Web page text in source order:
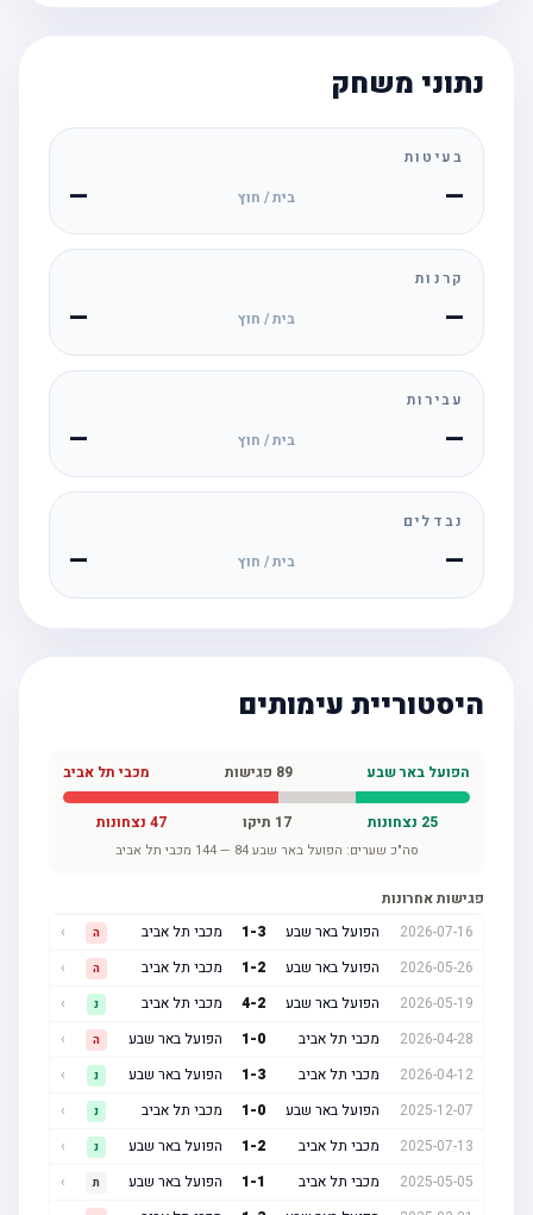
נתוני משחק
בעיטות
— בית / חוץ —
קרנות
— בית / חוץ —
עבירות
— בית / חוץ —
נבדלים
— בית / חוץ —
היסטוריית עימותים
הפועל באר שבע 89פגישות מכבי תל אביב
25נצחונות 17תיקו 47נצחונות
סה"כ שערים:הפועל באר שבע 84
—
144מכבי תל אביב
פגישות אחרונות
2026-07-16
הפועל באר שבע 1 מכבי תל אביב
2026-05-26
הפועל באר שבע 1 מכבי תל אביב
2026-05-19
הפועל באר שבע 4 מכבי תל אביב
2026-04-28
מכבי תל אביב 1 הפועל באר שבע
2026-04-12
מכבי תל אביב 1 הפועל באר שבע
2025-12-07
הפועל באר שבע 1 מכבי תל אביב
2025-07-13
מכבי תל אביב 1 הפועל באר שבע
2025-05-05
מכבי תל אביב 1 הפועל באר שבע